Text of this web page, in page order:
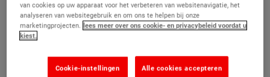
van cookies op uw apparaat voor het verbeteren van websitenavigatie, het
analyseren van websitegebruik en om ons te helpen bij onze
marketingprojecten. lees meer over ons cookie- en privacybeleid voordat u
kiest.
Alle cookies accepteren
Cookie-instellingen